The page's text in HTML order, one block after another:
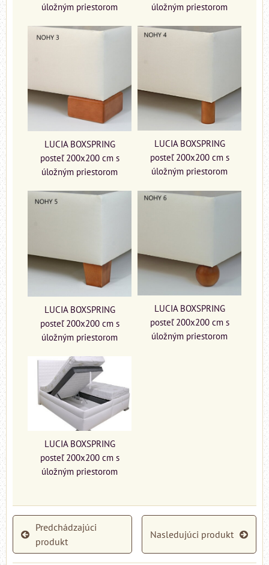
úložným priestorom
úložným priestorom
LUCIA BOXSPRING
posteľ 200x200 cm s
úložným priestorom
LUCIA BOXSPRING
posteľ 200x200 cm s
úložným priestorom
LUCIA BOXSPRING
posteľ 200x200 cm s
úložným priestorom
LUCIA BOXSPRING
posteľ 200x200 cm s
úložným priestorom
LUCIA BOXSPRING
posteľ 200x200 cm s
úložným priestorom
Predchádzajúci
produkt
Nasledujúci produkt